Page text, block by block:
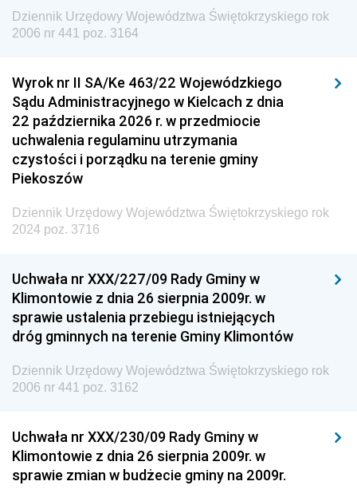
Dziennik Urzędowy Agencji Wywiadu
Dziennik Urzędowy Województwa Świętokrzyskiego rok
2006 nr 441 poz. 3164
Wyrok nr II SA/Ke 463/22 Wojewódzkiego
Sądu Administracyjnego w Kielcach z dnia
22 października 2026 r. w przedmiocie
uchwalenia regulaminu utrzymania
czystości i porządku na terenie gminy
Piekoszów
Dziennik Urzędowy Województwa Świętokrzyskiego rok
2024 poz. 3716
Uchwała nr XXX/227/09 Rady Gminy w
Klimontowie z dnia 26 sierpnia 2009r. w
sprawie ustalenia przebiegu istniejących
dróg gminnych na terenie Gminy Klimontów
Dziennik Urzędowy Województwa Świętokrzyskiego rok
2006 nr 441 poz. 3162
Uchwała nr XXX/230/09 Rady Gminy w
Klimontowie z dnia 26 sierpnia 2009r. w
sprawie zmian w budżecie gminy na 2009r.